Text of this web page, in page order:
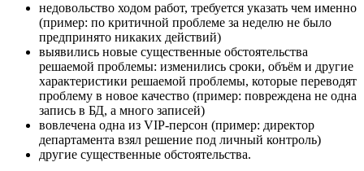
недовольство ходом работ, требуется указать чем именно
(пример: по критичной проблеме за неделю не было
предпринято никаких действий)
выявились новые существенные обстоятельства
решаемой проблемы: изменились сроки, объём и другие
характеристики решаемой проблемы, которые переводят
проблему в новое качество (пример: повреждена не одна
запись в БД, а много записей)
вовлечена одна из VIP-персон (пример: директор
департамента взял решение под личный контроль)
другие существенные обстоятельства.